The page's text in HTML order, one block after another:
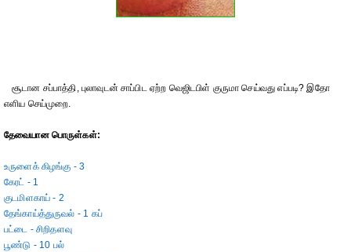
சூடான சப்பாத்தி, புலாவுடன் சாப்பிட ஏற்ற வெஜிடபிள் குருமா செய்வது எப்படி? இதோ
எளிய செய்முறை.
தேவையான பொருள்கள்:
உருளைக் கிழங்கு - 3
கேரட் - 1
குடமிளகாய் - 2
தேங்காய்த்துருவல் - 1 கப்
பட்டை - சிறிதளவு
பூண்டு - 10 பல்